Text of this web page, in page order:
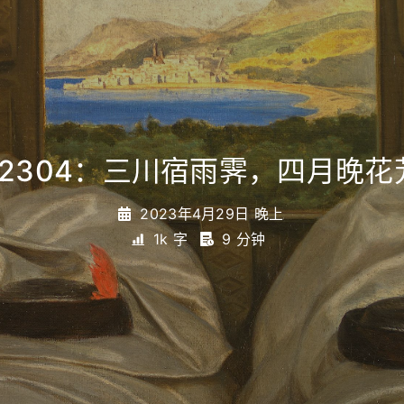
：三川宿雨霁，四月晚
2023年4月29日 晚上
1k 字
9 分钟